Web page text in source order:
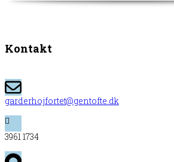
Kontakt
garderhojfortet@gentofte.dk
3961 1734